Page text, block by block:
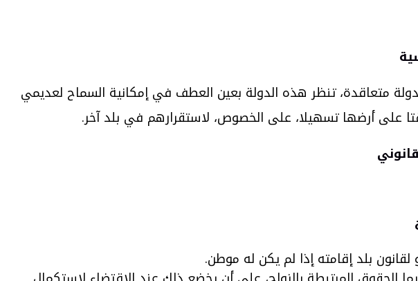
متعاقدة، تنظر هذه الدولة بعين العطف في إمكانية السماح لعديمي
على أرضها تسهيلا، على الخصوص، لاستقرارهم في بلد آخر.
بلد إقامته إذا لم يكن له موطن.